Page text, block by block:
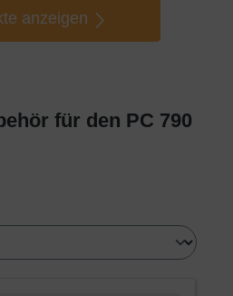
anzeigen
für den PC 790